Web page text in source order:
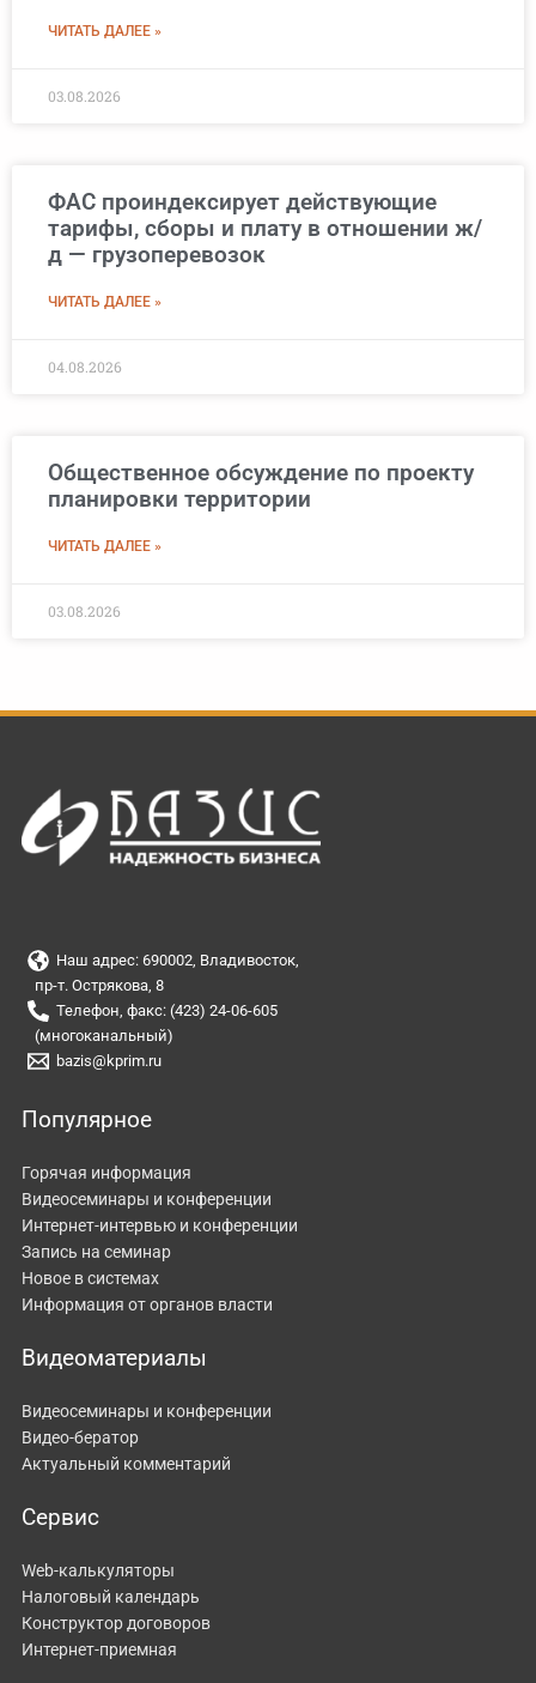
ЧИТАТЬ ДАЛЕЕ »
03.08.2026
ФАС проиндексирует действующие
тарифы, сборы и плату в отношении ж/
д — грузоперевозок
ЧИТАТЬ ДАЛЕЕ »
04.08.2026
Общественное обсуждение по проекту
планировки территории
ЧИТАТЬ ДАЛЕЕ »
03.08.2026
Наш адрес: 690002, Владивосток,
пр-т. Острякова, 8
Телефон, факс: (423) 24-06-605
(многоканальный)
bazis@kprim.ru
Популярное
Горячая информация
Видеосеминары и конференции
Интернет-интервью и конференции
Запись на семинар
Новое в системах
Информация от органов власти
Видеоматериалы
Видеосеминары и конференции
Видео-бератор
Актуальный комментарий
Сервис
Web-калькуляторы
Налоговый календарь
Конструктор договоров
Интернет-приемная